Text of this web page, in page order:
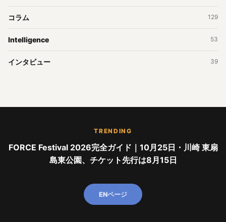
コラム 129
Intelligence 53
インタビュー 39
TRENDING
FORCE Festival 2026完全ガイド｜10月25日・川崎 東扇
島東公園、チケット先行は8月15日
ENページ